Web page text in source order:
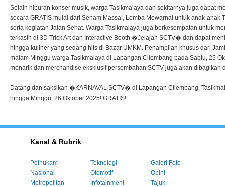
Selain hiburan konser musik, warga Tasikmalaya dan sekitarnya juga dapat
secara GRATIS mulai dari Senam Massal, Lomba Mewarnai untuk anak-anak
serta kegiatan Jalan Sehat. Warga Tasikmalaya juga berkesempatan untuk
terkasih di 3D Trick Art dan Interactive Booth �Jelajah SCTV� dan dapat
hingga kuliner yang sedang hits di Bazar UMKM. Penampilan khusus dari
malam Minggu warga Tasikmalaya di Lapangan Cilembang pada Sabtu, 25
menarik dan merchandise eksklusif persembahan SCTV juga akan dibagikan
Datang dan saksikan �KARNAVAL SCTV� di Lapangan Cilembang,
hingga Minggu, 26 Oktober 2025! GRATIS!
Kanal & Rubrik
Polhukam
Nasional
Metropolitan
Teknologi
Otomotif
Infotainment
Galeri Foto
Opini
Tajuk